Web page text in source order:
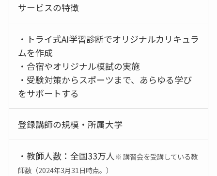
サービスの特徴
・トライ式AI学習診断でオリジナルカリキュラ
ムを作成
・合宿やオリジナル模試の実施
・受験対策からスポーツまで、あらゆる学び
をサポートする
登録講師の規模・所属大学
・教師人数：全国33万人 ※ 講習会を受講している教
師数（2024年3月31日時点。）